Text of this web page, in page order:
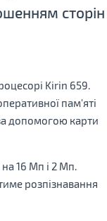
сторін
Kirin 659.
пам'яті
допомогою карти
16 Мп і 2 Мп.
розпізнавання